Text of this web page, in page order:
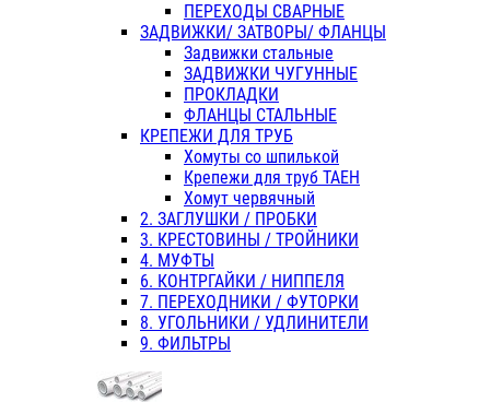
ПЕРЕХОДЫ СВАРНЫЕ
ЗАДВИЖКИ/ ЗАТВОРЫ/ ФЛАНЦЫ
Задвижки стальные
ЗАДВИЖКИ ЧУГУННЫЕ
ПРОКЛАДКИ
ФЛАНЦЫ СТАЛЬНЫЕ
КРЕПЕЖИ ДЛЯ ТРУБ
Хомуты со шпилькой
Крепежи для труб ТАЕН
Хомут червячный
2. ЗАГЛУШКИ / ПРОБКИ
3. КРЕСТОВИНЫ / ТРОЙНИКИ
4. МУФТЫ
6. КОНТРГАЙКИ / НИППЕЛЯ
7. ПЕРЕХОДНИКИ / ФУТОРКИ
8. УГОЛЬНИКИ / УДЛИНИТЕЛИ
9. ФИЛЬТРЫ